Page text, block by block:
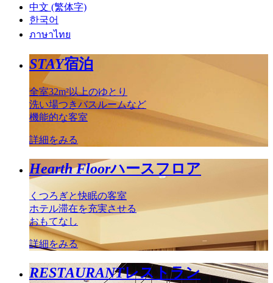
中文 (繁体字)
한국어
ภาษาไทย
STAY宿泊
全室32m²以上のゆとり
洗い場つきバスルームなど
機能的な客室
詳細をみる
Hearth Floorハースフロア
くつろぎと快眠の客室
ホテル滞在を充実させる
おもてなし
詳細をみる
RESTAURANTレストラン